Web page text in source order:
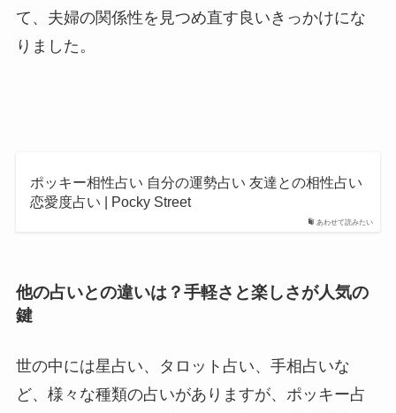
て、夫婦の関係性を見つめ直す良いきっかけにな
りました。
あわせて読みたい
ポッキー相性占い 自分の運勢占い 友達との相性占い
恋愛度占い | Pocky Street
他の占いとの違いは？手軽さと楽しさが人気の
鍵
世の中には星占い、タロット占い、手相占いな
ど、様々な種類の占いがありますが、ポッキー占